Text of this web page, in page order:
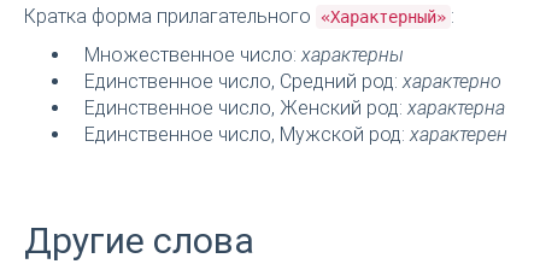
Кратка форма прилагательного «Характерный» :
Множественное число: характерны
Единственное число, Средний род: характерно
Единственное число, Женский род: характерна
Единственное число, Мужской род: характерен
Другие слова